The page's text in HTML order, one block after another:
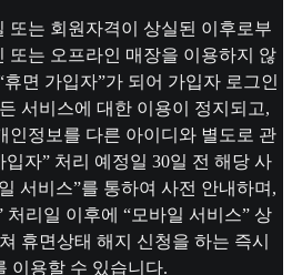
또는 회원자격이 상실된 이후로부
또는 오프라인 매장을 이용하지 않
면 가입자”가 되어 가입자 로그인
서비스에 대한 이용이 정지되고,
인정보를 다른 아이디와 별도로 관
자” 처리 예정일 30일 전 해당 사
서비스”를 통하여 사전 안내하며,
처리일 이후에 “모바일 서비스” 상
휴면상태 해지 신청을 하는 즉시
이용할 수 있습니다.